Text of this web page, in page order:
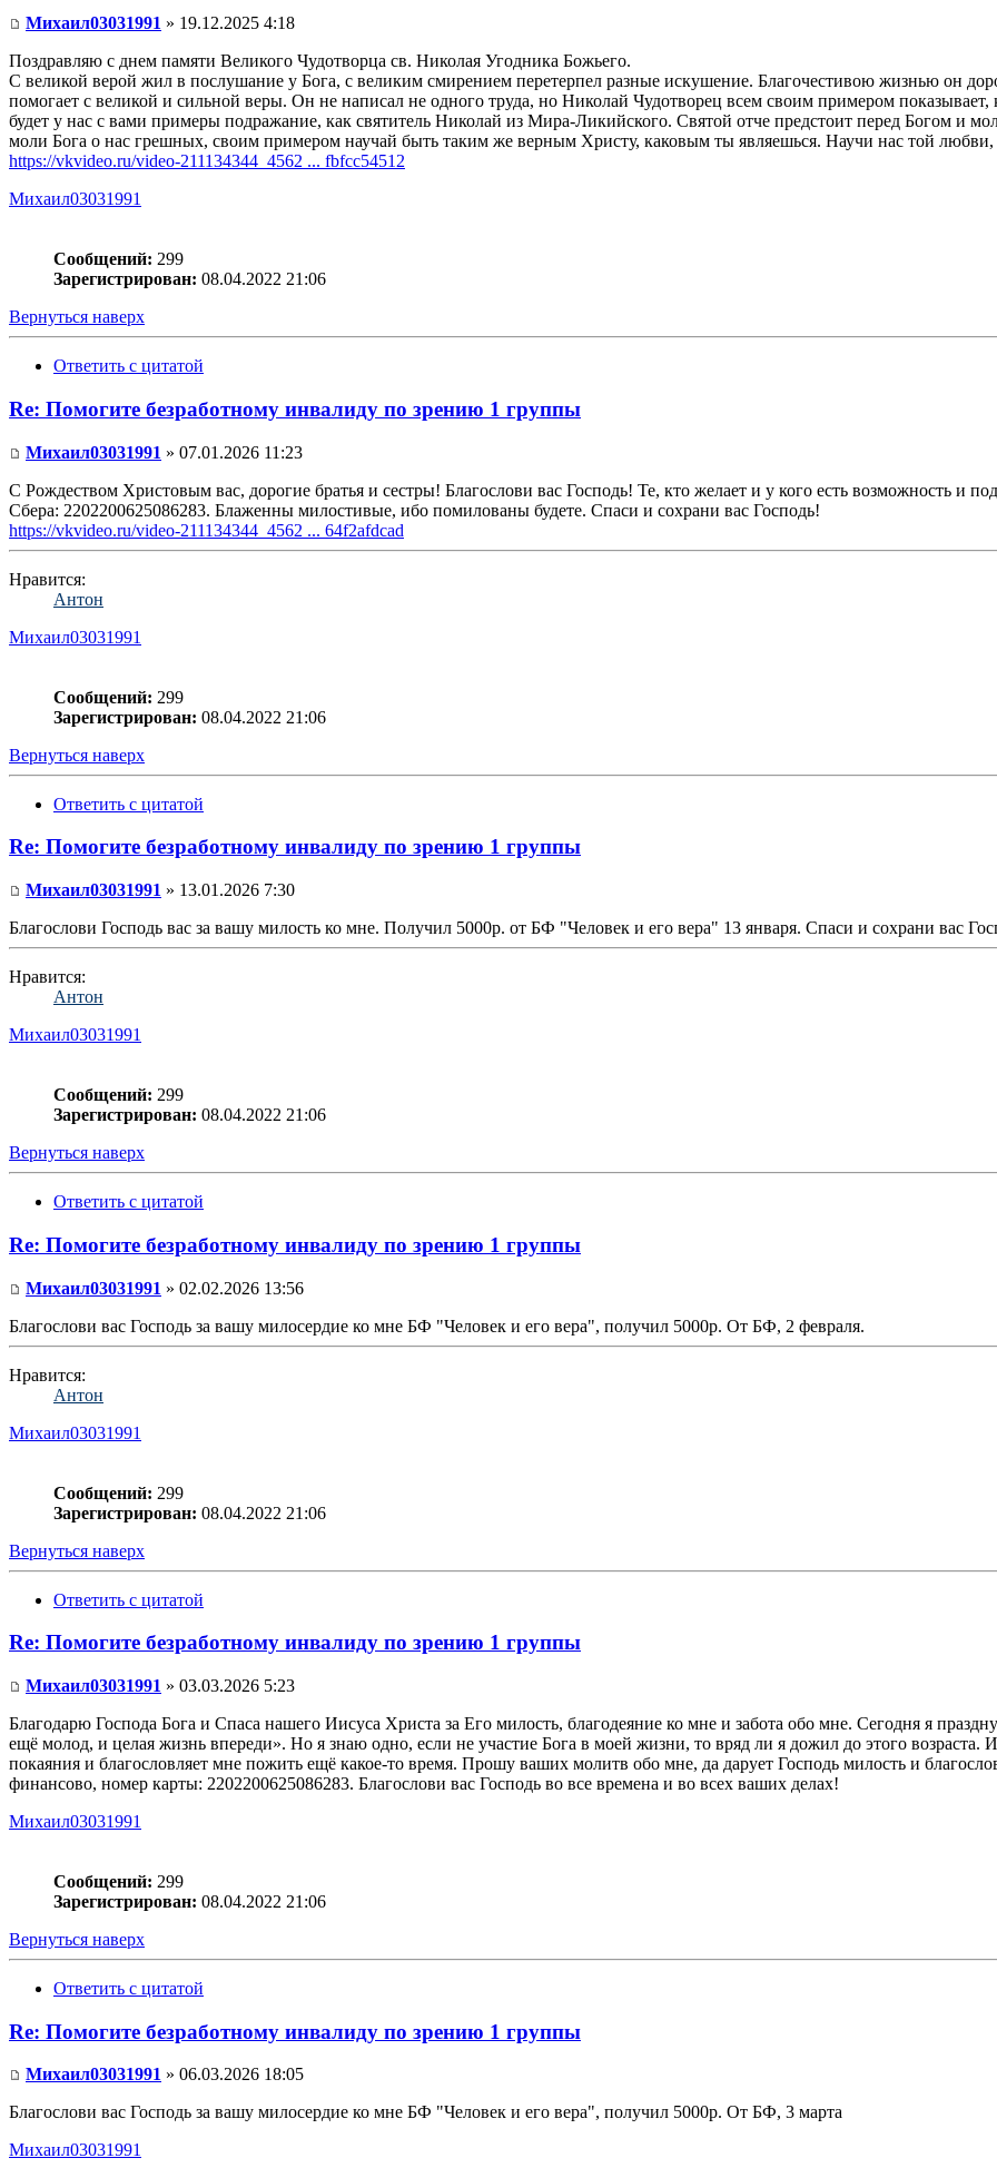
Михаил03031991 » 19.12.2025 4:18
Поздравляю с днем памяти Великого Чудотворца св. Николая Угодника Божьего.
С великой верой жил в послушание у Бога, с великим смирением перетерпел разные искушение. Благочестивою жизнью он
помогает с великой и сильной веры. Он не написал не одного труда, но Николай Чудотворец всем своим примером
будет у нас с вами примеры подражание, как святитель Николай из Мира-Ликийского. Святой отче предстоит перед Богом и
моли Бога о нас грешных, своим примером научай быть таким же верным Христу, каковым ты являешься. Научи нас той
https://vkvideo.ru/video-211134344_4562 ... fbfcc54512
Михаил03031991
Сообщений: 299
Зарегистрирован: 08.04.2022 21:06
Вернуться наверх
Ответить с цитатой
Re: Помогите безработному инвалиду по зрению 1 группы
Михаил03031991 » 07.01.2026 11:23
С Рождеством Христовым вас, дорогие братья и сестры! Благослови вас Господь! Те, кто желает и у кого есть возможность и
Сбера: 2202200625086283. Блаженны милостивые, ибо помилованы будете. Спаси и сохрани вас Господь!
https://vkvideo.ru/video-211134344_4562 ... 64f2afdcad
Нравится:
Антон
Михаил03031991
Сообщений: 299
Зарегистрирован: 08.04.2022 21:06
Вернуться наверх
Ответить с цитатой
Re: Помогите безработному инвалиду по зрению 1 группы
Михаил03031991 » 13.01.2026 7:30
Благослови Господь вас за вашу милость ко мне. Получил 5000р. от БФ "Человек и его вера" 13 января. Спаси и сохрани вас
Нравится:
Антон
Михаил03031991
Сообщений: 299
Зарегистрирован: 08.04.2022 21:06
Вернуться наверх
Ответить с цитатой
Re: Помогите безработному инвалиду по зрению 1 группы
Михаил03031991 » 02.02.2026 13:56
Благослови вас Господь за вашу милосердие ко мне БФ "Человек и его вера", получил 5000р. От БФ, 2 февраля.
Нравится:
Антон
Михаил03031991
Сообщений: 299
Зарегистрирован: 08.04.2022 21:06
Вернуться наверх
Ответить с цитатой
Re: Помогите безработному инвалиду по зрению 1 группы
Михаил03031991 » 03.03.2026 5:23
Благодарю Господа Бога и Спаса нашего Иисуса Христа за Его милость, благодеяние ко мне и забота обо мне. Сегодня я
ещё молод, и целая жизнь впереди». Но я знаю одно, если не участие Бога в моей жизни, то вряд ли я дожил до этого
покаяния и благословляет мне пожить ещё какое-то время. Прошу ваших молитв обо мне, да дарует Господь милость и
финансово, номер карты: 2202200625086283. Благослови вас Господь во все времена и во всех ваших делах!
Михаил03031991
Сообщений: 299
Зарегистрирован: 08.04.2022 21:06
Вернуться наверх
Ответить с цитатой
Re: Помогите безработному инвалиду по зрению 1 группы
Михаил03031991 » 06.03.2026 18:05
Благослови вас Господь за вашу милосердие ко мне БФ "Человек и его вера", получил 5000р. От БФ, 3 марта
Михаил03031991